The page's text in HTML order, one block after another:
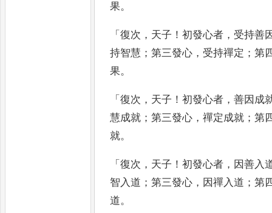
果。
「復次 ， 天子 ！初發心者 ， 受持善
持智慧 ；第三發心 ， 受持禪定 ；第
果。
「復次 ， 天子 ！初發心者 ，善因成
慧成就 ；第三發心 ，禪定成就 ；第
就。
「復次 ， 天子 ！初發心者 ， 因善入
智入道 ；第三發心 ， 因禪入道 ；第
道。